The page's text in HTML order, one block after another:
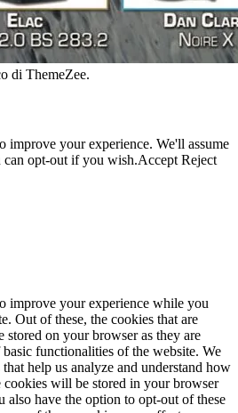
di ThemeZee.
improve your experience. We'll assume
opt-out if you wish.Accept Reject
improve your experience while you
Out of these, the cookies that are
stored on your browser as they are
functionalities of the website. We
help us analyze and understand how
cookies will be stored in your browser
have the option to opt-out of these